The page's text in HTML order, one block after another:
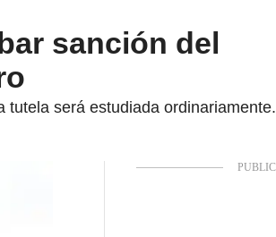
sanción del
tutela será estudiada ordinariamente.